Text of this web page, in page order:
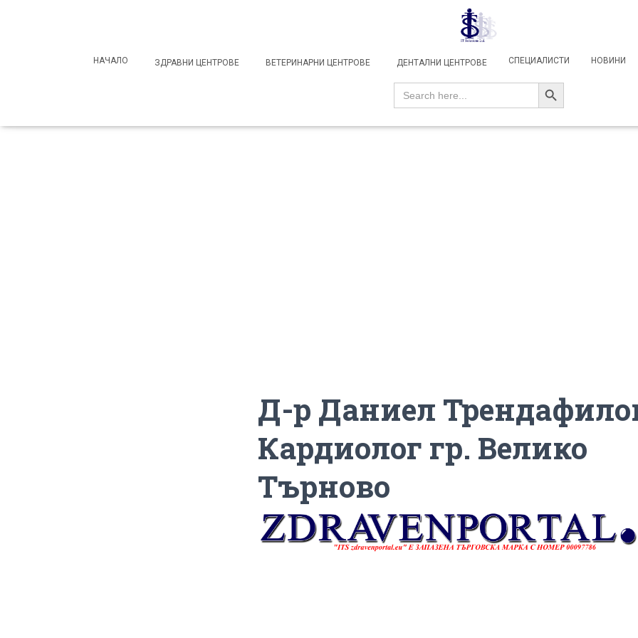
НАЧАЛО ЗДРАВНИ ЦЕНТРОВЕ ВЕТЕРИНАРНИ ЦЕНТРОВЕ ДЕНТАЛНИ ЦЕНТРОВЕ СПЕЦИАЛИСТИ НОВИНИ
Search
SEARCH BUTTON
Д-р Даниел
Кардиолог гр. Велико
Търново